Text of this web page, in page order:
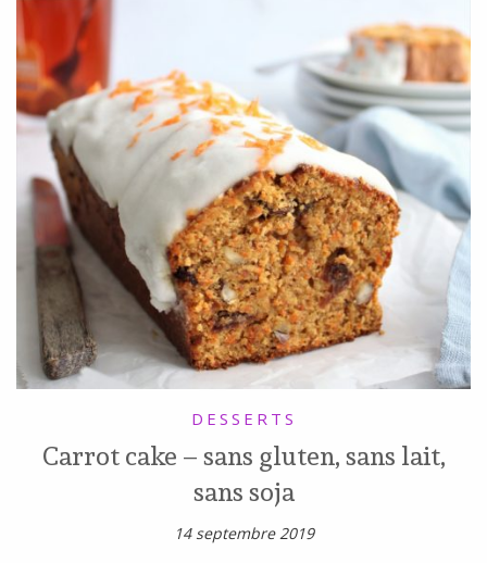
DESSERTS
Carrot cake – sans gluten, sans lait,
sans soja
14 septembre 2019